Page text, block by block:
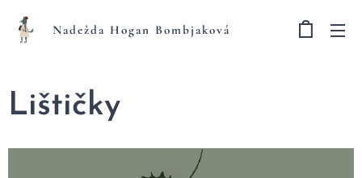
Nadežda Hogan Bombjaková
Lištičky